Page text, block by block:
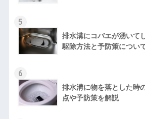
5
排水溝にコバエが湧いて
駆除方法と予防策につい
6
排水溝に物を落とした時
点や予防策を解説